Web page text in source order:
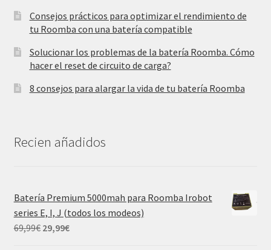
Consejos prácticos para optimizar el rendimiento de
tu Roomba con una batería compatible
Solucionar los problemas de la batería Roomba. Cómo
hacer el reset de circuito de carga?
8 consejos para alargar la vida de tu batería Roomba
Recien añadidos
Batería Premium 5000mah para Roomba Irobot
series E, I, J (todos los modeos)
69,99€ El
29,99€El